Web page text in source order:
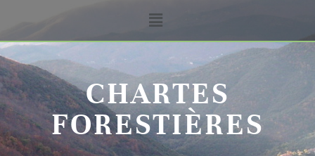
CHARTES
FORESTIÈRES